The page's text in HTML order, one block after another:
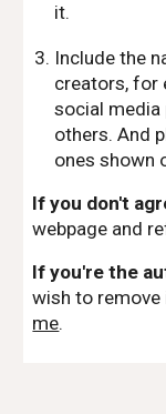
it.
Include the
creators, for
social
others. And
ones shown
If you don't
webpage and
If you're the
wish to
me.